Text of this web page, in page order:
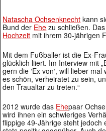
Natascha Ochsenknecht kann
Bund der Ehe zu schließen.
Hochzeit mit ihrem 30-jährigen
Mit dem Fußballer ist die Ex-
glücklich liiert. Im Interview mit
gern die ‘Ex von‘, will lieber
es schön, verheiratet zu sein,
den Traualtar zu treten.“
2012 wurde das Ehepaar
wird ihnen ein schwieriges
flippige 49-Jährige steht